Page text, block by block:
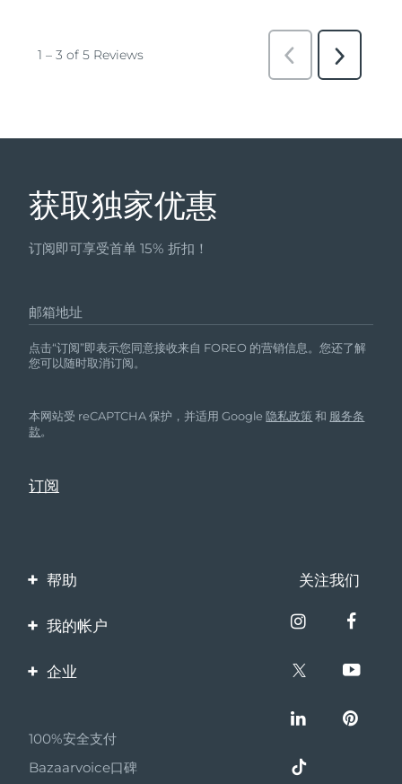
获取独家优惠
订阅即可享受首单 15% 折扣！
邮箱地址
点击“订阅”即表示您同意接收来自 FOREO 的营销信息。您还了解
您可以随时取消订阅。
本网站受 reCAPTCHA 保护，并适用 Google隐私政策 和 服务条
款。
帮助
联系我们
保修与退换货
关注我们
我的帐户
产品注册
企业
伙伴计划
联盟新闻
100%安全支付
Bazaarvoice口碑